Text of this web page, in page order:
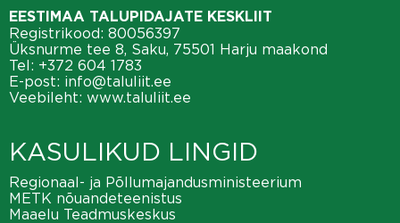
EESTIMAA TALUPIDAJATE KESKLIIT
Registrikood: 80056397
Üksnurme tee 8, Saku, 75501 Harju maakond
Tel: +372 604 1783
E-post: info@taluliit.ee
Veebileht: www.taluliit.ee
KASULIKUD LINGID
Regionaal- ja Põllumajandusministeerium
METK nõuandeteenistus
Maaelu Teadmuskeskus